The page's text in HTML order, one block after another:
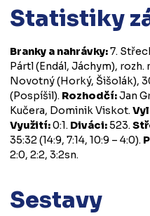
Statistiky
Branky a nahrávky:7.
Pártl (Endál, Jáchym), rozh.
Novotný (Horký, Šišolák),
(Pospíšil). Rozhodčí:Jan
Kučera, Dominik Viskot.
Využití:0:1. Diváci:523.
35:32 (14:9, 7:14, 10:9 – 4:0).
2:0, 2:2, 3:2sn.
Sestavy